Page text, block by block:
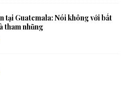
tại Guatemala: Nói không với bất
tham nhũng